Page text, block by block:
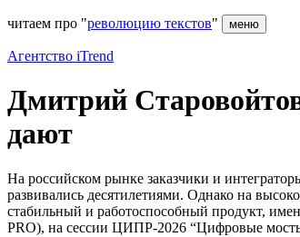
читаем про "революцию текстов" меню
Агентство iTrend
Дмитрий
дают
На российском рынке заказчики и
развивались десятилетиями. Однако на
стабильный и работоспособный продукт,
PRO), на сессии ЦИПР-2026 “Цифровые